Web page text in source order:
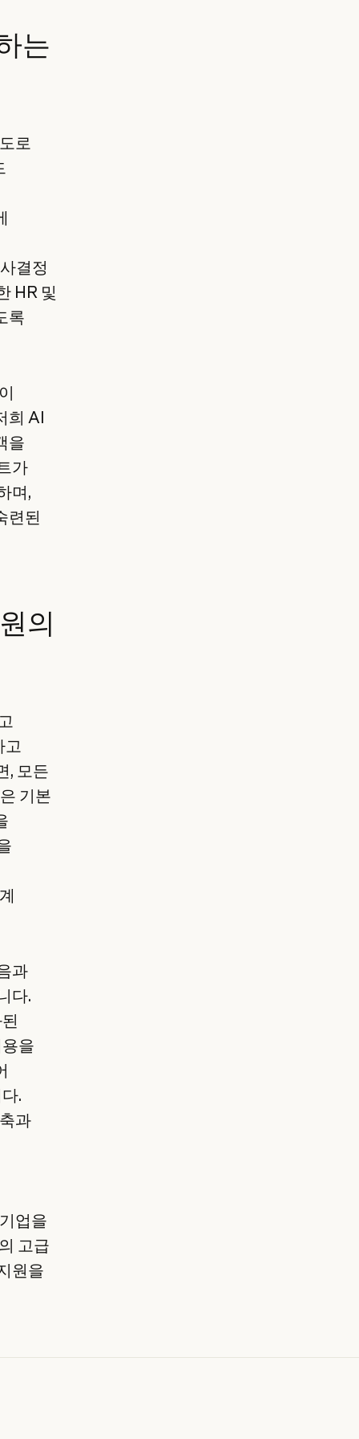
는
로
결정
HR 및
록
희 AI
을
가
며,
련된
의
고
, 모든
기본
과
다.
을
.
과
업을
고급
원을